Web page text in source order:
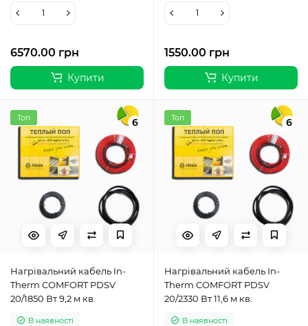
6570.00 грн
Купити
1550.00 грн
Купити
6
Топ
Нагрівальний кабель In-
Therm COMFORT PDSV
20/1850 Вт 9,2 м кв.
В наявності
6
Топ
Нагрівальний кабель In-
Therm COMFORT PDSV
20/2330 Вт 11,6 м кв.
В наявності